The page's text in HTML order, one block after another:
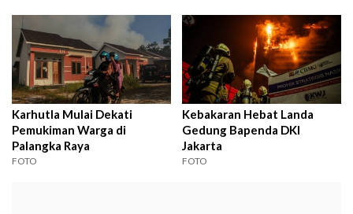
Karhutla Mulai Dekati
Pemukiman Warga di
Palangka Raya
FOTO
Kebakaran Hebat Landa
Gedung Bapenda DKI
Jakarta
FOTO